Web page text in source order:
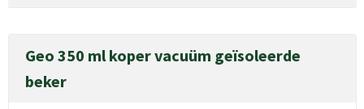
Geo 350 ml koper vacuüm geïsoleerde
beker